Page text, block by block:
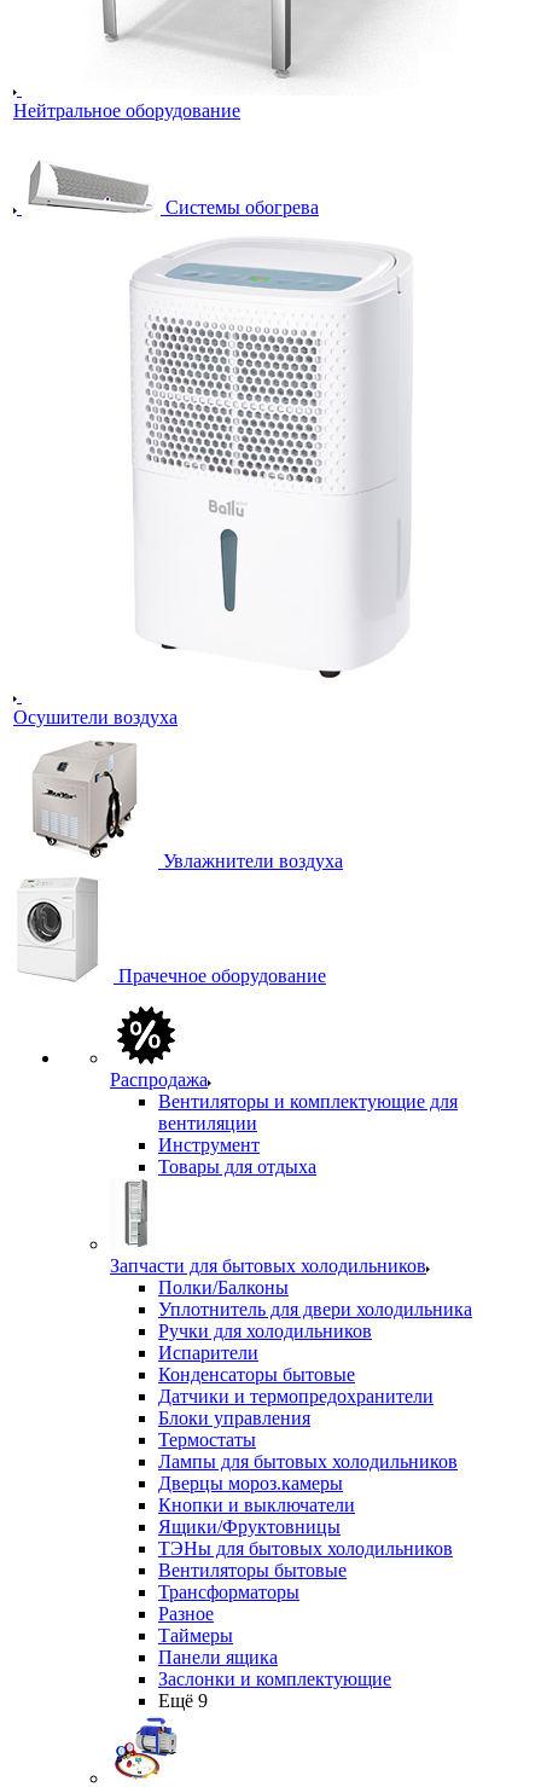
Нейтральное оборудование
Системы обогрева
Осушители воздуха
Увлажнители воздуха
Прачечное оборудование
Распродажа
Вентиляторы и комплектующие для
вентиляции
Инструмент
Товары для отдыха
Запчасти для бытовых холодильников
Полки/Балконы
Уплотнитель для двери холодильника
Ручки для холодильников
Испарители
Конденсаторы бытовые
Датчики и термопредохранители
Блоки управления
Термостаты
Лампы для бытовых холодильников
Дверцы мороз.камеры
Кнопки и выключатели
Ящики/Фруктовницы
ТЭНы для бытовых холодильников
Вентиляторы бытовые
Трансформаторы
Разное
Таймеры
Панели ящика
Заслонки и комплектующие
Ещё 9